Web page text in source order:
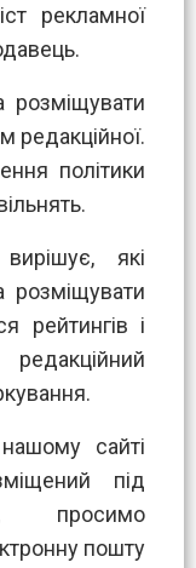
рекламної
редакційної.
політики
які
розміщувати
рейтингів і
сайті
під
просимо
пошту